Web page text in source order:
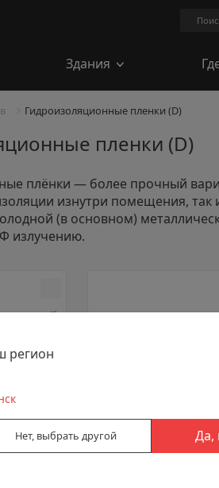
Поиск.
Здания
Гидроизоляционные пленки (D)
пленки (D)
плёнки — более прочный
изнутри помещения, так
(в основном)
излучению.
D ONDUTISS BASIC D
регион
Нет, выбрать другой Да,